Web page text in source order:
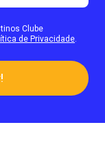
Clube
de Privacidade.